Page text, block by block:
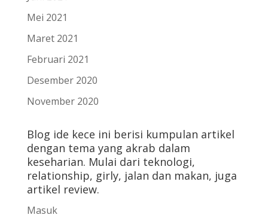
Mei 2021
Maret 2021
Februari 2021
Desember 2020
November 2020
Blog ide kece ini berisi kumpulan artikel
dengan tema yang akrab dalam
keseharian. Mulai dari teknologi,
relationship, girly, jalan dan makan, juga
artikel review.
Masuk